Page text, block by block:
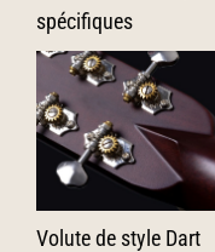
spécifiques
Volute de style Dart